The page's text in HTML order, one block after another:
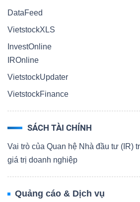
DataFeed
VietstockXLS
InvestOnline
IROnline
VietstockUpdater
VietstockFinance
SÁCH TÀI CHÍNH
Vai trò của Quan hệ Nhà đầu tư (IR)
giá trị doanh nghiệp
Quảng cáo & Dịch vụ